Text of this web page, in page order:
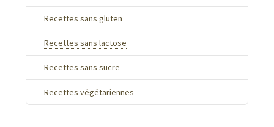
Recettes sans gluten
Recettes sans lactose
Recettes sans sucre
Recettes végétariennes